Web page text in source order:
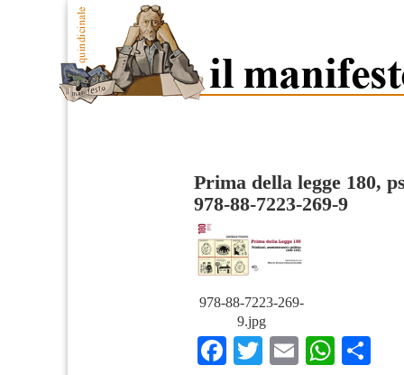
Prima della legge 180,
978-88-7223-269-9
978-88-7223-269-
9.jpg
Facebook
TwitterEmail